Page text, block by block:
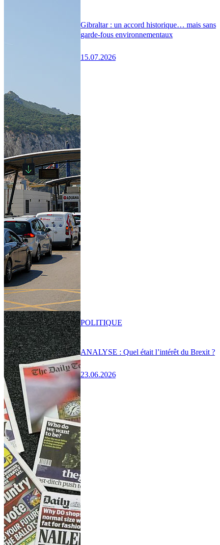
Gibraltar : un accord historique… mais sans
garde-fous environnementaux
15.07.2026
ANALYSE : Quel était l’intérêt du Brexit ?
23.06.2026
POLITIQUE